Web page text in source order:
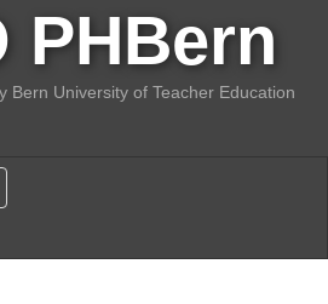
PHBern
Bern University of Teacher Education
navigation